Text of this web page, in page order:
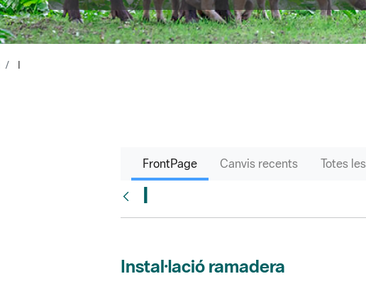
FrontPage Canvis recents Totes
I
Instal·lació ramadera